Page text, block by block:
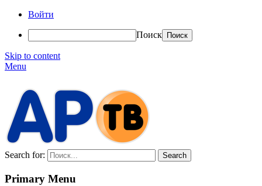
Войти
Поиск
Skip to content
Menu
Search for:
Primary Menu